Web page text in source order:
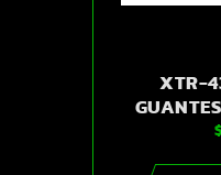
XTR-